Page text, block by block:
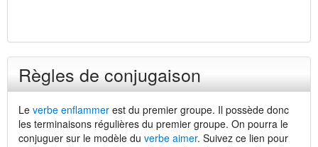
Règles de conjugaison
Le verbe enflammer est du premier groupe. Il possède donc
les terminaisons régulières du premier groupe. On pourra le
conjuguer sur le modèle du verbe aimer. Suivez ce lien pour